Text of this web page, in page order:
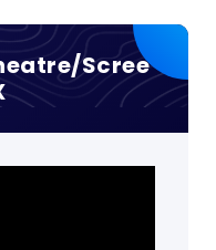
Scree